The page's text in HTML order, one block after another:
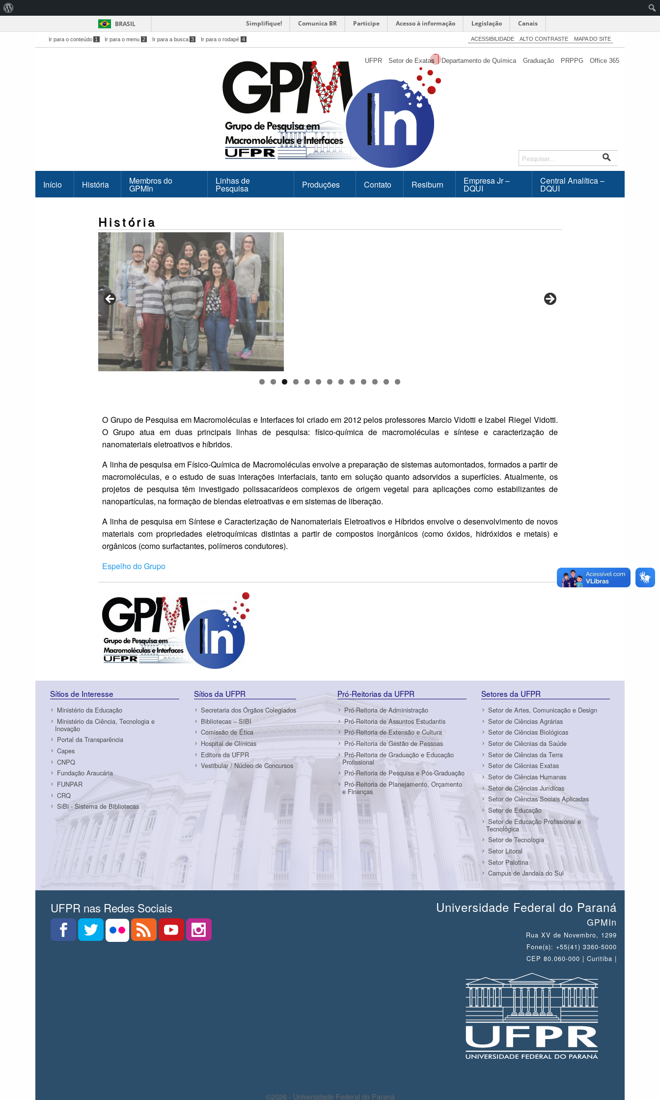
BRASIL Simplifique! Comunica BR Participe Acesso à informação Legislação Canais
Ir para o conteúdo 1 Ir para o menu 2 Ir para a busca 3 Ir para o rodapé 4 ACESSIBILIDADE ALTO CONTRASTE MAPA DO SITE
UFPR Setor de Exatas Departamento de Química Graduação PRPPG Office 365
Início História Membros do
GPMIn
Linhas de
Pesquisa Produções Contato Resiburn Empresa Jr –
DQUI
Central Analítica –
DQUI
História
O Grupo de Pesquisa em Macromoléculas e Interfaces foi criado em 2012 pelos professores Marcio Vidotti e Izabel Riegel Vidotti.
O Grupo atua em duas principais linhas de pesquisa: físico-química de macromoléculas e síntese e caracterização de
nanomateriais eletroativos e híbridos.
A linha de pesquisa em Físico-Química de Macromoléculas envolve a preparação de sistemas automontados, formados a partir de
macromoléculas, e o estudo de suas interações interfaciais, tanto em solução quanto adsorvidos a superfícies. Atualmente, os
projetos de pesquisa têm investigado polissacarídeos complexos de origem vegetal para aplicações como estabilizantes de
nanopartículas, na formação de blendas eletroativas e em sistemas de liberação.
A linha de pesquisa em Síntese e Caracterização de Nanomateriais Eletroativos e Híbridos envolve o desenvolvimento de novos
materiais com propriedades eletroquímicas distintas a partir de compostos inorgânicos (como óxidos, hidróxidos e metais) e
orgânicos (como surfactantes, polímeros condutores).
Espelho do Grupo
Sítios de Interesse
Ministério da Educação
Ministério da Ciência, Tecnologia e
Inovação
Portal da Transparência
Capes
CNPQ
Fundação Araucária
FUNPAR
CRQ
SiBi - Sistema de Bibliotecas
Sítios da UFPR
Secretaria dos Órgãos Colegiados
Bibliotecas – SIBI
Comissão de Ética
Hospital de Clínicas
Editora da UFPR
Vestibular / Núcleo de Concursos
Pró-Reitorias da UFPR
Pró-Reitoria de Administração
Pró-Reitoria de Assuntos Estudantis
Pró-Reitoria de Extensão e Cultura
Pró-Reitoria de Gestão de Pessoas
Pró-Reitoria de Graduação e Educação
Profissional
Pró-Reitoria de Pesquisa e Pós-Graduação
Pró-Reitoria de Planejamento, Orçamento
e Finanças
Setores da UFPR
Setor de Artes, Comunicação e Design
Setor de Ciências Agrárias
Setor de Ciências Biológicas
Setor de Ciêcnias da Saúde
Setor de Ciências da Terra
Setor de Ciêcnias Exatas
Setor de Ciências Humanas
Setor de Ciências Jurídicas
Setor de Ciências Sociais Aplicadas
Setor de Educação
Setor de Educação Profissional e
Tecnológica
Setor de Tecnologia
Setor Litoral
Setor Palotina
Campus de Jandaia do Sul
UFPR nas Redes Sociais Universidade Federal do Paraná
GPMIn
Rua XV de Novembro, 1299
Fone(s): +55(41) 3360-5000
CEP 80.060-000 | Curitiba |
©2026 - Universidade Federal do Paraná